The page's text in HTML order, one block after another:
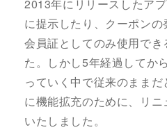
2013年にリリースしたア
に提示したり、クーポンの
会員証としてのみ使用で
た。しかし5年経過してか
っていく中で従来のまま
に機能拡充のために、リ
いたしました。